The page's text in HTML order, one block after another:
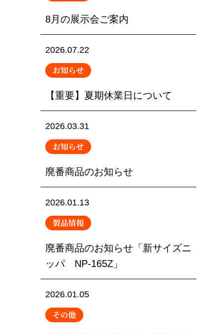
8月の展示会ご案内
2026.07.22
お知らせ
【重要】夏期休業日について
2026.03.31
お知らせ
廃番商品のお知らせ
2026.01.13
製品情報
廃番商品のお知らせ「新サイズニ
ッパ NP-165Z」
2026.01.05
その他